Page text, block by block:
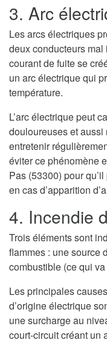
3. Arc
Les arcs électriques
deux conducteurs mal
courant de fuite se
un arc électrique qui
température.
L’arc électrique peut
douloureuses et
entretenir
éviter ce phénomène
Pas (53300) pour
en cas d’apparition
4. Incendie
Trois éléments sont
flammes : une source
combustible (ce qui
Les principales
d’origine électrique
une surcharge au
court-circuit créant un